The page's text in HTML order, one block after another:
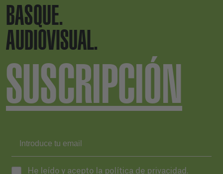
BASQUE.
AUDIOVISUAL.
SUSCRIPCIÓN
He leído y acepto la política de privacidad .